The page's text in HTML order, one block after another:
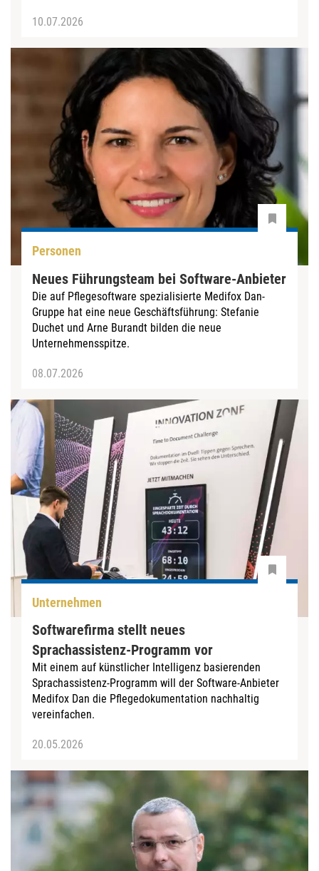
10.07.2026
Personen
Neues Führungsteam bei Software-Anbieter
Die auf Pflegesoftware spezialisierte Medifox Dan-
Gruppe hat eine neue Geschäftsführung: Stefanie
Duchet und Arne Burandt bilden die neue
Unternehmensspitze.
08.07.2026
Unternehmen
Softwarefirma stellt neues
Sprachassistenz-Programm vor
Mit einem auf künstlicher Intelligenz basierenden
Sprachassistenz-Programm will der Software-Anbieter
Medifox Dan die Pflegedokumentation nachhaltig
vereinfachen.
20.05.2026